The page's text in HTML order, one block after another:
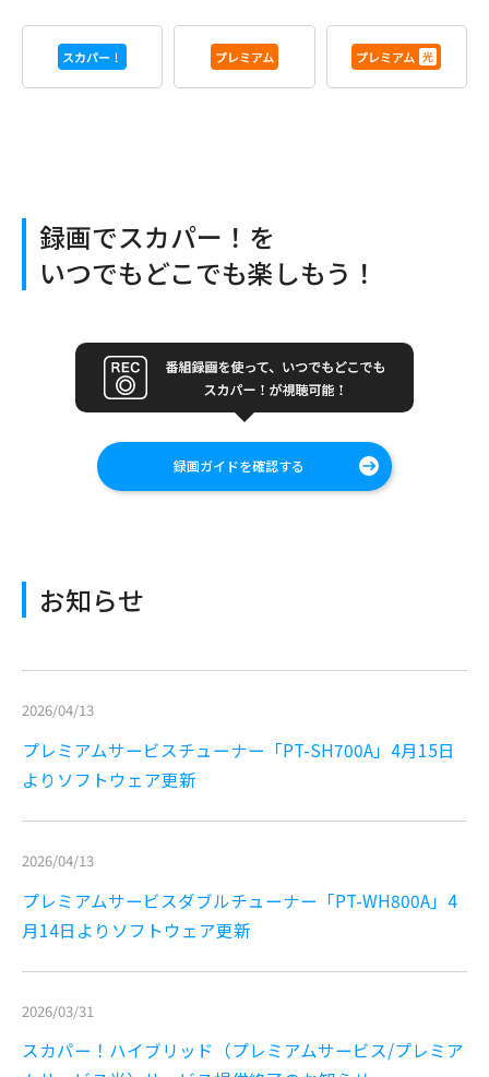
録画でスカパー！を
いつでもどこでも楽しもう！
録画ガイドを確認する
お知らせ
2026/04/13
プレミアムサービスチューナー「PT-SH700A」4月15日
よりソフトウェア更新
2026/04/13
プレミアムサービスダブルチューナー「PT-WH800A」4
月14日よりソフトウェア更新
2026/03/31
スカパー！ハイブリッド（プレミアムサービス/プレミア